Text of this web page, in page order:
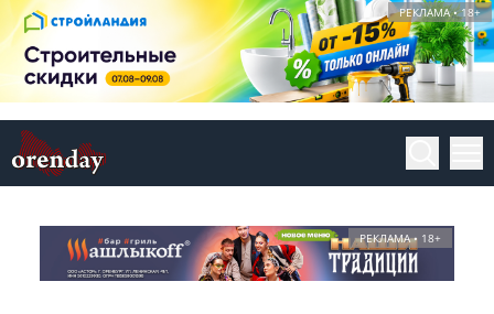
РЕКЛАМА • 18+
РЕКЛАМА • 18+